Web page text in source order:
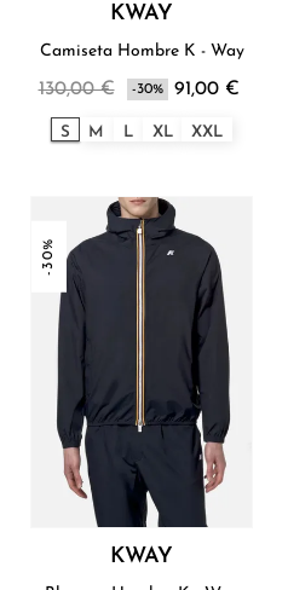
KWAY
Camiseta Hombre K - Way
130,00 € -30% 91,00 €
S M L XL XXL
-30%
KWAY